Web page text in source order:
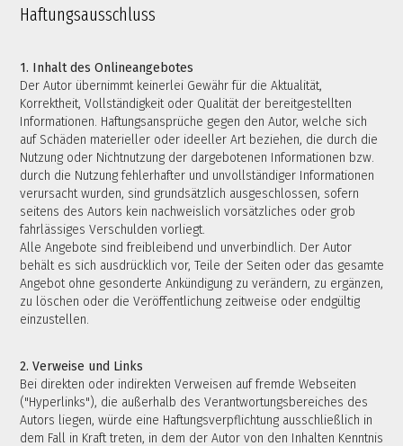
Haftungsausschluss
1. Inhalt des Onlineangebotes
Der Autor übernimmt keinerlei Gewähr für die Aktualität,
Korrektheit, Vollständigkeit oder Qualität der bereitgestellten
Informationen. Haftungsansprüche gegen den Autor, welche sich
auf Schäden materieller oder ideeller Art beziehen, die durch die
Nutzung oder Nichtnutzung der dargebotenen Informationen bzw.
durch die Nutzung fehlerhafter und unvollständiger Informationen
verursacht wurden, sind grundsätzlich ausgeschlossen, sofern
seitens des Autors kein nachweislich vorsätzliches oder grob
fahrlässiges Verschulden vorliegt.
Alle Angebote sind freibleibend und unverbindlich. Der Autor
behält es sich ausdrücklich vor, Teile der Seiten oder das gesamte
Angebot ohne gesonderte Ankündigung zu verändern, zu ergänzen,
zu löschen oder die Veröffentlichung zeitweise oder endgültig
einzustellen.
2. Verweise und Links
Bei direkten oder indirekten Verweisen auf fremde Webseiten
("Hyperlinks"), die außerhalb des Verantwortungsbereiches des
Autors liegen, würde eine Haftungsverpflichtung ausschließlich in
dem Fall in Kraft treten, in dem der Autor von den Inhalten Kenntnis